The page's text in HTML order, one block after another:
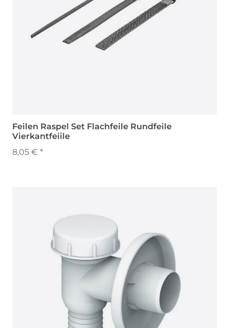
Feilen Raspel Set Flachfeile Rundfeile
Vierkantfeiile
8,05 € *